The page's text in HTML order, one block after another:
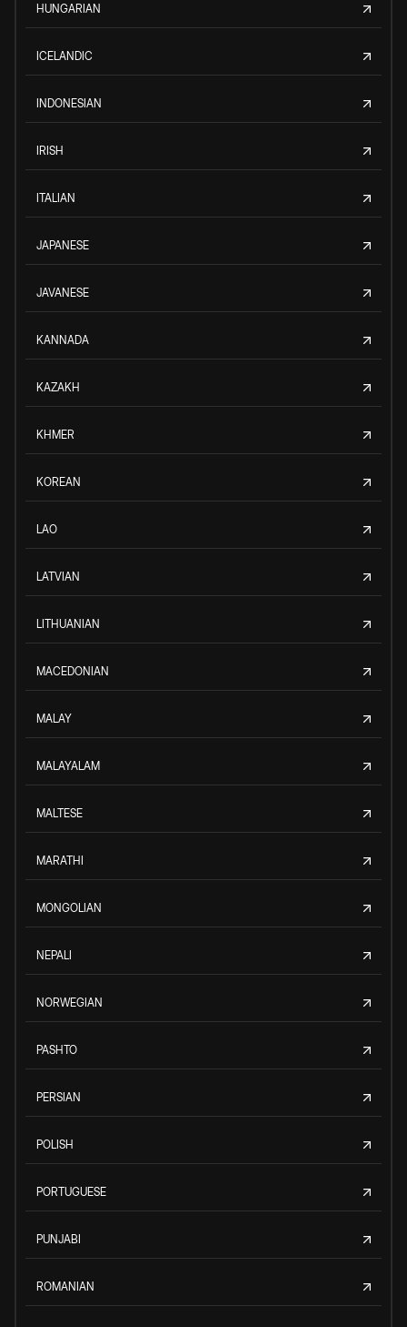
HUNGARIAN
ICELANDIC
INDONESIAN
IRISH
ITALIAN
JAPANESE
JAVANESE
KANNADA
KAZAKH
KHMER
KOREAN
LAO
LATVIAN
LITHUANIAN
MACEDONIAN
MALAY
MALAYALAM
MALTESE
MARATHI
MONGOLIAN
NEPALI
NORWEGIAN
PASHTO
PERSIAN
POLISH
PORTUGUESE
PUNJABI
ROMANIAN